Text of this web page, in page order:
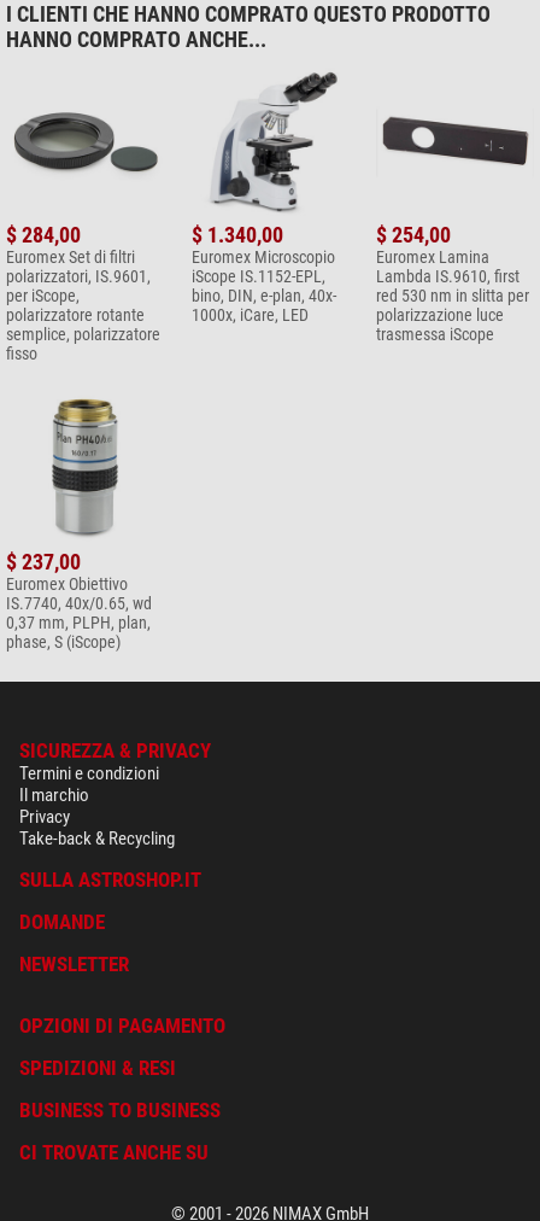
I CLIENTI CHE HANNO COMPRATO QUESTO PRODOTTO
HANNO COMPRATO ANCHE...
$ 284,00
Euromex Set di filtri
polarizzatori, IS.9601,
per iScope,
polarizzatore rotante
semplice, polarizzatore
fisso
$ 1.340,00
Euromex Microscopio
iScope IS.1152-EPL,
bino, DIN, e-plan, 40x-
1000x, iCare, LED
$ 254,00
Euromex Lamina
Lambda IS.9610, first
red 530 nm in slitta per
polarizzazione luce
trasmessa iScope
$ 237,00
Euromex Obiettivo
IS.7740, 40x/0.65, wd
0,37 mm, PLPH, plan,
phase, S (iScope)
SICUREZZA & PRIVACY
Termini e condizioni
Il marchio
Privacy
Take-back & Recycling
SULLA ASTROSHOP.IT
DOMANDE
NEWSLETTER
OPZIONI DI PAGAMENTO
SPEDIZIONI & RESI
BUSINESS TO BUSINESS
CI TROVATE ANCHE SU
© 2001 - 2026 NIMAX GmbH